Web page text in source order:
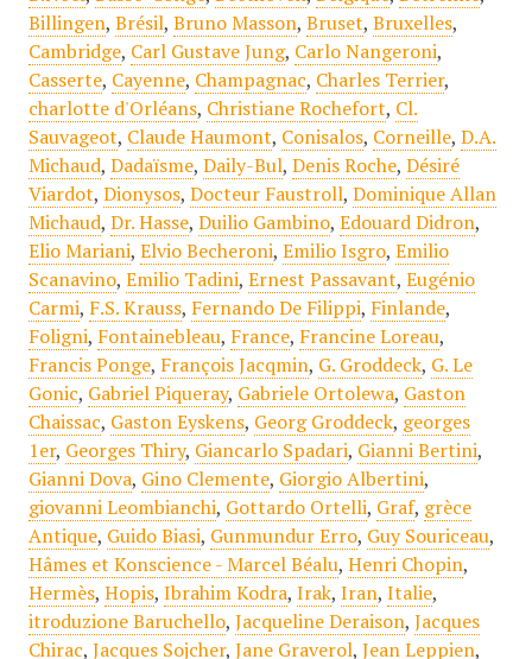
Billingen, Brésil, Bruno Masson, Bruset, Bruxelles,
Cambridge, Carl Gustave Jung, Carlo Nangeroni,
Casserte, Cayenne, Champagnac, Charles Terrier,
charlotte d'Orléans, Christiane Rochefort, Cl.
Sauvageot, Claude Haumont, Conisalos, Corneille, D.A.
Michaud, Dadaïsme, Daily-Bul, Denis Roche, Désiré
Viardot, Dionysos, Docteur Faustroll, Dominique Allan
Michaud, Dr. Hasse, Duilio Gambino, Edouard Didron,
Elio Mariani, Elvio Becheroni, Emilio Isgro, Emilio
Scanavino, Emilio Tadini, Ernest Passavant, Eugénio
Carmi, F.S. Krauss, Fernando De Filippi, Finlande,
Foligni, Fontainebleau, France, Francine Loreau,
Francis Ponge, François Jacqmin, G. Groddeck, G. Le
Gonic, Gabriel Piqueray, Gabriele Ortolewa, Gaston
Chaissac, Gaston Eyskens, Georg Groddeck, georges
1er, Georges Thiry, Giancarlo Spadari, Gianni Bertini,
Gianni Dova, Gino Clemente, Giorgio Albertini,
giovanni Leombianchi, Gottardo Ortelli, Graf, grèce
Antique, Guido Biasi, Gunmundur Erro, Guy Souriceau,
Hâmes et Konscience - Marcel Béalu, Henri Chopin,
Hermès, Hopis, Ibrahim Kodra, Irak, Iran, Italie,
itroduzione Baruchello, Jacqueline Deraison, Jacques
Chirac, Jacques Sojcher, Jane Graverol, Jean Leppien,